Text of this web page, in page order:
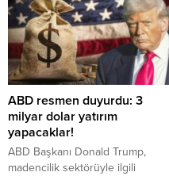
ABD resmen duyurdu: 3
milyar dolar yatırım
yapacaklar!
ABD Başkanı Donald Trump,
madencilik sektörüyle ilgili